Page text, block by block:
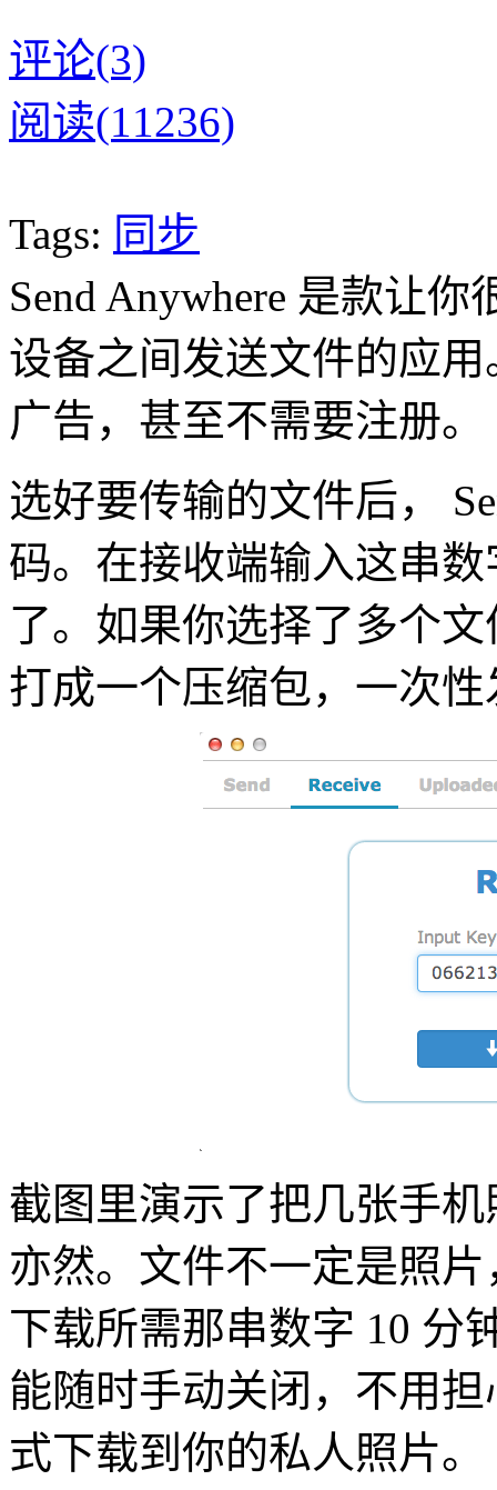
评论(3)
阅读(11236)
Tags: 同步
Send Anywhere 是款让
设备之间发送文件的应
广告，甚至不需要注册。
选好要传输的文件后，
码。在接收端输入这串
了。如果你选择了多个文
打成一个压缩包，一次
截图里演示了把几张手
亦然。文件不一定是照
下载所需那串数字 10 分
能随时手动关闭，不用
式下载到你的私人照片。